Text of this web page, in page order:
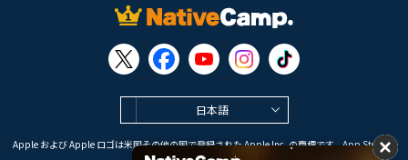
日本語
Apple および Apple ロゴは米国その他の国で登録された Apple Inc. の商標です。App Store は